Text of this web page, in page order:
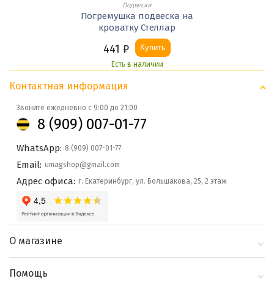
Подвески
Погремушка подвеска на
кроватку Стеллар
441 ₽ Купить
Есть в наличии
Контактная информация
Звоните ежедневно с 9:00 до 21:00
8 (909) 007-01-77
WhatsApp: 8 (909) 007-01-77
Email: umagshop@gmail.com
Адрес офиса: г. Екатеринбург, ул. Большакова, 25, 2 этаж
О магазине
Помощь